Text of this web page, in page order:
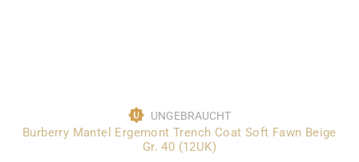
UNGEBRAUCHT
Burberry Mantel Ergemont Trench Coat Soft Fawn Beige
Gr. 40 (12UK)